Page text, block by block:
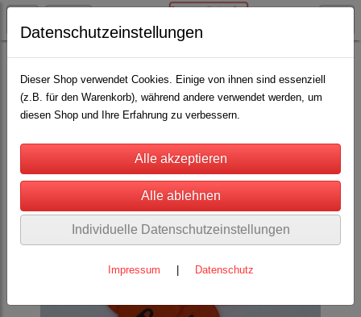
Schäfereibedarf Halsschilder für Schafe(13)
Datenschutzeinstellungen
Dieser Shop verwendet Cookies. Einige von ihnen sind essenziell
(z.B. für den Warenkorb), während andere verwendet werden, um
diesen Shop und Ihre Erfahrung zu verbessern.
Individuelle Datenschutzeinstellungen
Impressum Datenschutz